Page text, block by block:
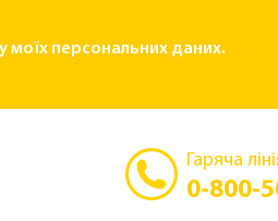
моїх персональних даних.
Гаряча
0-800-